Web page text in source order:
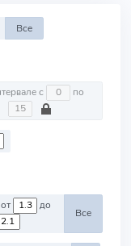
Все
На интервале с по
Победа от до
Все